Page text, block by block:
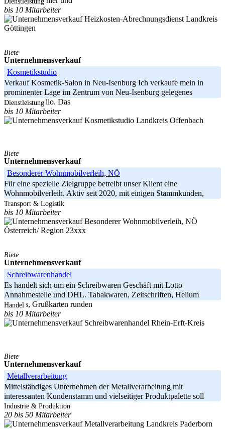
bis 10 Mitarbeiter
Landkreis
Göttingen
Biete
Unternehmensverkauf
Kosmetikstudio
Verkauf Kosmetik-Salon in Neu-Isenburg Ich verkaufe mein in
prominenter Lage im Zentrum von Neu-Isenburg gelegenes
Kosmetikstudio. Das
Dienstleistung
bis 10 Mitarbeiter
Landkreis Offenbach
Biete
Unternehmensverkauf
Besonderer Wohnmobilverleih, NÖ
Für eine spezielle Zielgruppe betreibt unser Klient eine
Wohnmobilverleih. Aktiv seit 2020, mit einigen Stammkunden,
übergeben wird das
Transport & Logistik
bis 10 Mitarbeiter
Österreich/ Region 23xxx
Biete
Unternehmensverkauf
Schreibwarenhandel
Es handelt sich um ein Schreibwaren Geschäft mit Lotto
Annahmestelle und DHL. Tabakwaren, Zeitschriften, Helium
Ballons, Grußkarten runden
Handel
bis 10 Mitarbeiter
Rhein-Erft-Kreis
Biete
Unternehmensverkauf
Metallverarbeitung
Mittelständiges Unternehmen der Metallverarbeitung mit
interessanten Kundenstamm und vielseitiger Produktpalette soll
verkauft werden.
Industrie & Produktion
20 bis 50 Mitarbeiter
Landkreis Paderborn